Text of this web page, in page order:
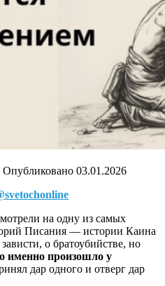
Опубликовано 03.01.2026
на одну из самых
Писания — истории Каина
о братоубийстве, но
именно произошло у
дар одного и отверг дар